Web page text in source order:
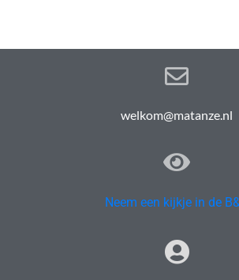
welkom@matanze.nl
Neem een kijkje in de